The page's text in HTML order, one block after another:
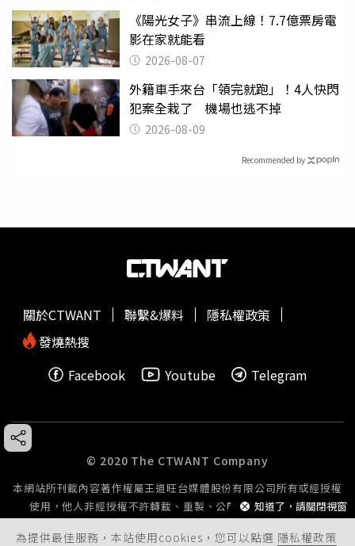
《陽光女子》串流上線！7.7億票房電
影在家就能看
2026-08-07
外籍車手來台「領完就跑」！4人快閃
犯案全栽了 機場也逃不掉
2026-08-09
Recommended by
為提供最佳服務，本站使用cookies，您可以點選 隱私權政策
知道了，請關閉視窗
關於CTWANT 聯繫&爆料
隱私權政策
發燒熱搜
Facebook
Youtube Telegram
© 2020 The CTWANT Company
本網站所刊載內容著作權屬王道旺台媒體股份有限公司所有或經授權
使用，他人非經授權不許轉載、重製、公開播送或公開傳輸。